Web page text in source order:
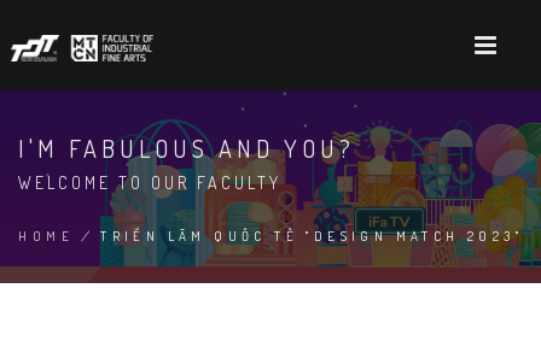
to
main
content
I'M FABULOUS AND YOU?
WELCOME TO OUR FACULTY
BREADCRUMB
HOME /TRIỂN LÃM QUỐC TẾ "DESIGN MATCH 2023"